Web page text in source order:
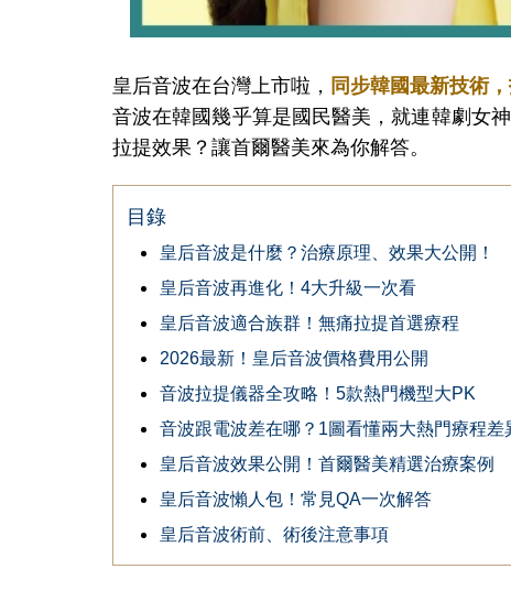
皇后音波在台灣上市啦， 同步韓國最新技術
音波在韓國幾乎算是國民醫美，就連韓劇女
拉提效果？讓首爾醫美來為你解答。
目錄
皇后音波是什麼？治療原理、效果大公開！
皇后音波再進化！4大升級一次看
皇后音波適合族群！無痛拉提首選療程
2026最新！皇后音波價格費用公開
音波拉提儀器全攻略！5款熱門機型大PK
音波跟電波差在哪？1圖看懂兩大熱門療程差
皇后音波效果公開！首爾醫美精選治療案例
皇后音波懶人包！常見QA一次解答
皇后音波術前、術後注意事項